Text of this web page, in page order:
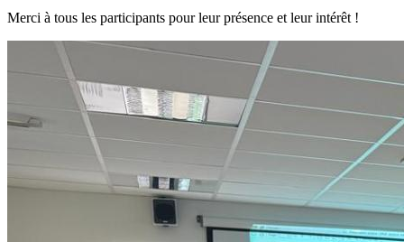
Merci à tous les participants pour leur présence et leur intérêt !